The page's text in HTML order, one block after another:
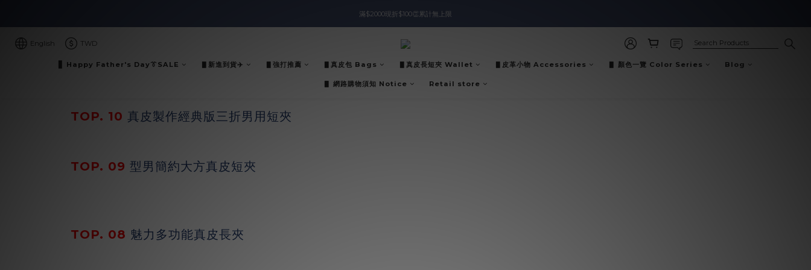
入會即領$888購物金🙌
滿$2000現折$100👏累計無上限
入會即領$888購物金🙌
English TWD
▋ Happy Father's Day👔SALE ▋新進到貨✈️ ▋強打推薦 ▋真皮包 Bags ▋真皮長短夾 Wallet ▋皮革小物 Accessories ▋ 顏色一覽 Color Series Blog
▋ 網路購物須知 Notice Retail store
TOP. 10 真皮製作經典版三折男用短夾
TOP. 09 型男簡約大方真皮短夾
TOP. 08 魅力多功能真皮長夾